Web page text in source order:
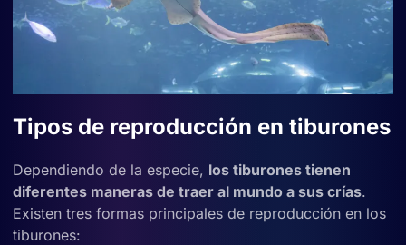
Tipos de reproducción en tiburones
Dependiendo de la especie, los tiburones tienen
diferentes maneras de traer al mundo a sus crías.
Existen tres formas principales de reproducción en los
tiburones: